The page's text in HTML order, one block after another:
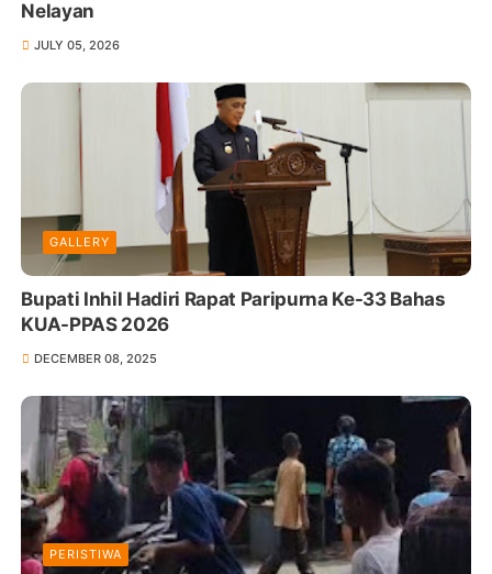
Nelayan
JULY 05, 2026
GALLERY
Bupati Inhil Hadiri Rapat Paripurna Ke-33 Bahas
KUA-PPAS 2026
DECEMBER 08, 2025
PERISTIWA